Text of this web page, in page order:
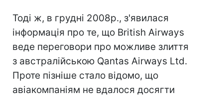
Тоді ж, в грудні 2008р., з'явилася
інформація про те, що British Airways
веде переговори про можливе злиття
з австралійською Qantas Airways Ltd.
Проте пізніше стало відомо, що
авіакомпаніям не вдалося досягти